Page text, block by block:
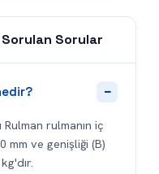
Sorular
−
rulmanın iç
mm ve genişliği (B)